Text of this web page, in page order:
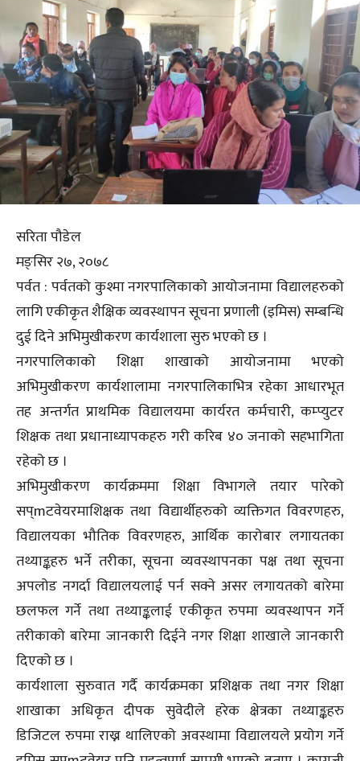
सरिता पौडेल
मङ्सिर २७, २०७८
पर्वत : पर्वतको कुश्मा नगरपालिकाको आयोजनामा विद्यालहरुको
लागि एकीकृत शैक्षिक व्यवस्थापन सूचना प्रणाली (इमिस) सम्बन्धि
दुई दिने अभिमुखीकरण कार्यशाला सुरु भएको छ ।
नगरपालिकाको शिक्षा शाखाको आयोजनामा भएको
अभिमुखीकरण कार्यशालामा नगरपालिकाभित्र रहेका आधारभूत
तह अन्तर्गत प्राथमिक विद्यालयमा कार्यरत कर्मचारी, कम्प्युटर
शिक्षक तथा प्रधानाध्यापकहरु गरी करिब ४० जनाको सहभागिता
रहेको छ ।
अभिमुखीकरण कार्यक्रममा शिक्षा विभागले तयार पारेको
सप्mटवेयरमाशिक्षक तथा विद्यार्थीहरुको व्यक्तिगत विवरणहरु,
विद्यालयका भौतिक विवरणहरु, आर्थिक कारोबार लगायतका
तथ्याङ्कहरु भर्ने तरीका, सूचना व्यवस्थापनका पक्ष तथा सूचना
अपलोड नगर्दा विद्यालयलाई पर्न सक्ने असर लगायतको बारेमा
छलफल गर्ने तथा तथ्याङ्कलाई एकीकृत रुपमा व्यवस्थापन गर्ने
तरीकाको बारेमा जानकारी दिईने नगर शिक्षा शाखाले जानकारी
दिएको छ ।
कार्यशाला सुरुवात गर्दै कार्यक्रमका प्रशिक्षक तथा नगर शिक्षा
शाखाका अधिकृत दीपक सुवेदीले हरेक क्षेत्रका तथ्याङ्कहरु
डिजिटल रुपमा राख्न थालिएको अवस्थामा विद्यालयले प्रयोग गर्ने